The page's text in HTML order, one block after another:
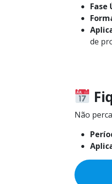
Fase
de
Não